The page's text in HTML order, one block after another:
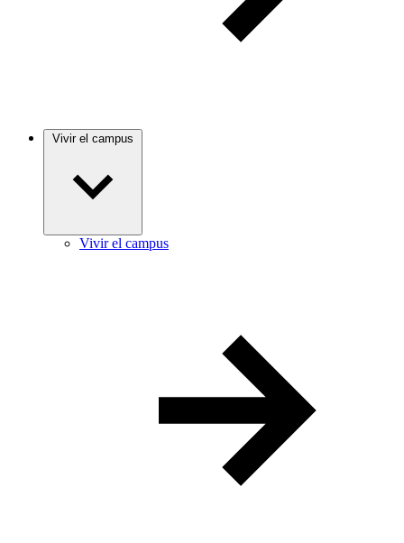
Vivir el campus
Vivir el campus